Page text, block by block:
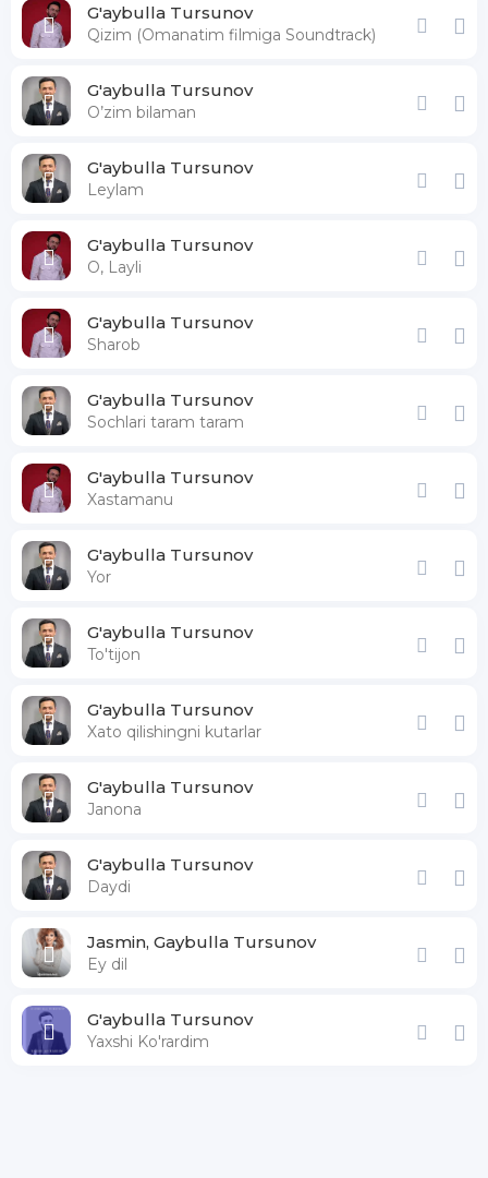
G'aybulla Tursunov
Qizim (Omanatim filmiga Soundtrack)
G'aybulla Tursunov
O’zim bilaman
G'aybulla Tursunov
Leylam
G'aybulla Tursunov
O, Layli
G'aybulla Tursunov
Sharob
G'aybulla Tursunov
Sochlari taram taram
G'aybulla Tursunov
Xastamanu
G'aybulla Tursunov
Yor
G'aybulla Tursunov
To'tijon
G'aybulla Tursunov
Xato qilishingni kutarlar
G'aybulla Tursunov
Janona
G'aybulla Tursunov
Daydi
Jasmin, Gaybulla Tursunov
Ey dil
G'aybulla Tursunov
Yaxshi Ko'rardim